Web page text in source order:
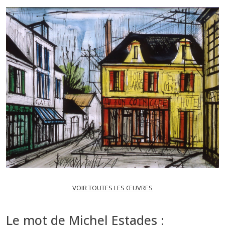
VOIR TOUTES LES ŒUVRES
Le mot de Michel Estades :